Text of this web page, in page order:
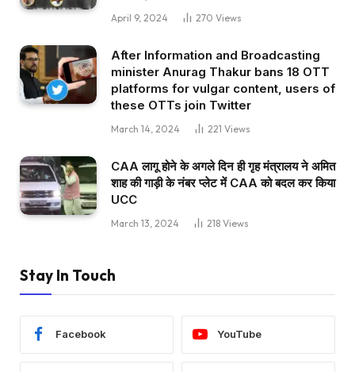
April 9, 2024 270 Views
After Information and Broadcasting
minister Anurag Thakur bans 18 OTT
platforms for vulgar content, users of
these OTTs join Twitter
March 14, 2024 221 Views
CAA लागू होने के अगले दिन ही गृह मंत्रालय ने अमित
शाह की गाड़ी के नंबर प्लेट में CAA को बदल कर किया
UCC
March 13, 2024 218 Views
Stay In Touch
Facebook YouTube